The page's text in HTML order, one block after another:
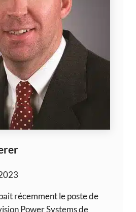
récemment le poste de
Power Systems de